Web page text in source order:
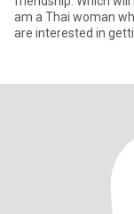
am a Thai woman who
are interested in